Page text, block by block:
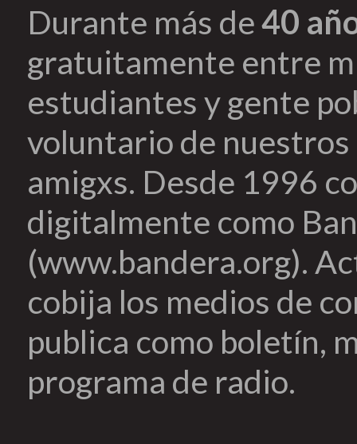
Durante más de40
gratuitamente entre
estudiantes y gente
voluntario de
amigxs. Desde 1996
digitalmente como
(www.bandera.org).
cobija los medios de
publica como boletín,
programa de radio.